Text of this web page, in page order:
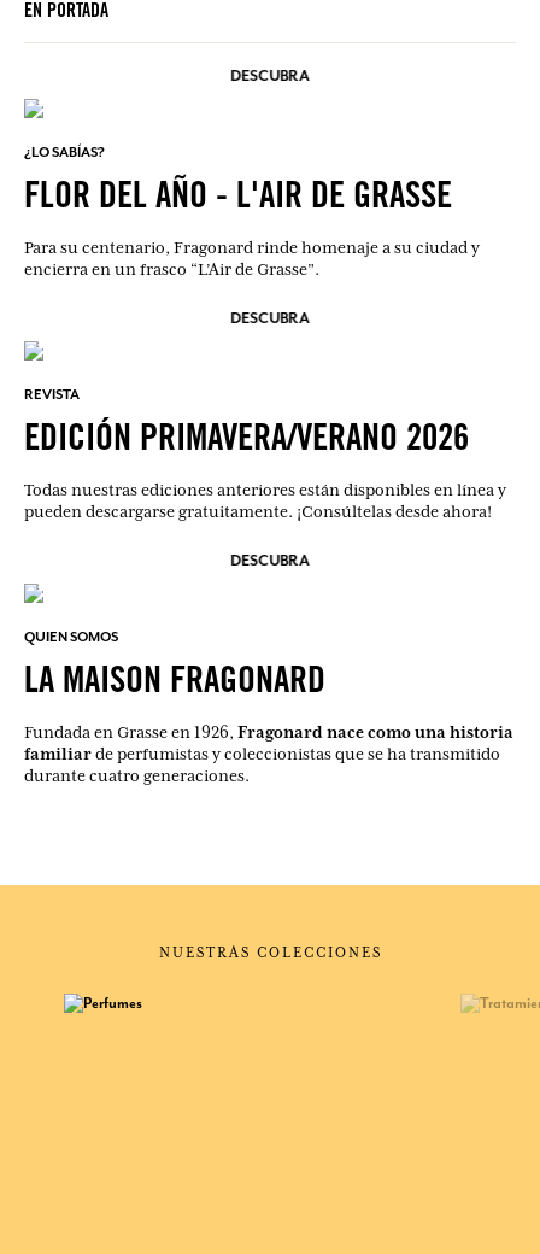
EN PORTADA
DESCUBRA
¿LO SABÍAS?
FLOR DEL AÑO - L'AIR DE GRASSE
Para su centenario, Fragonard rinde homenaje a su ciudad y
encierra en un frasco “L’Air de Grasse”.
DESCUBRA
REVISTA
EDICIÓN PRIMAVERA/VERANO 2026
Todas nuestras ediciones anteriores están disponibles en línea y
pueden descargarse gratuitamente. ¡Consúltelas desde ahora!
DESCUBRA
QUIEN SOMOS
LA MAISON FRAGONARD
Fundada en Grasse en 1926, Fragonard nace como una historia
familiarde perfumistas y coleccionistas que se ha transmitido
durante cuatro generaciones.
NUESTRAS COLECCIONES